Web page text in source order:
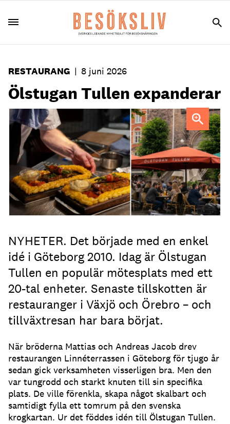
RESTAURANG | 8 juni 2026
Ölstugan Tullen expanderar
NYHETER. Det började med en enkel
idé i Göteborg 2010. Idag är Ölstugan
Tullen en populär mötesplats med ett
20-tal enheter. Senaste tillskotten är
restauranger i Växjö och Örebro – och
tillväxtresan har bara börjat.
När bröderna Mattias och Andreas Jacob drev
restaurangen Linnéterrassen i Göteborg för tjugo år
sedan gick verksamheten visserligen bra. Men den
var tungrodd och starkt knuten till sin specifika
plats. De ville förenkla, skapa något skalbart och
samtidigt fylla ett tomrum på den svenska
krogkartan. Ur det föddes idén till Ölstugan Tullen.